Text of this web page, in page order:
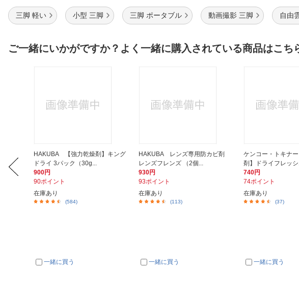
三脚 軽い 小型 三脚 三脚 ポータブル 動画撮影 三脚 自由
ご一緒にいかがですか？よく一緒に購入されている商品はこち
HAKUBA 【強力乾燥剤】キング
ドライ 3パック（30g...
900円
90ポイント
在庫あり
(584)
一緒に買う
HAKUBA レンズ専用防カビ剤
レンズフレンズ （2個...
930円
93ポイント
在庫あり
(113)
一緒に買う
ケンコー・トキナ
剤】ドライフレッ
740円
74ポイント
在庫あり
(37)
一緒に買う